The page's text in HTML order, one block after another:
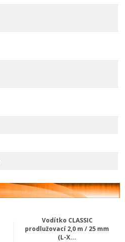
Vodítko CLASSIC
prodlužovací 2,0 m / 25 mm
(L-X...